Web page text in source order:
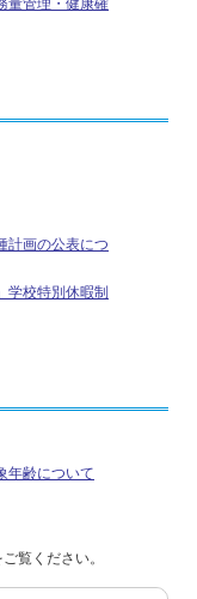
計画の公表につ
学校特別休暇制
年齢について
ご覧ください。